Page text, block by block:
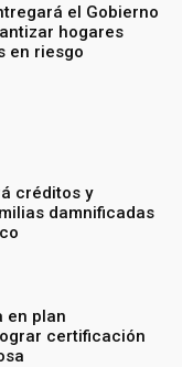
el Gobierno
hogares
en riesgo
créditos y
damnificadas
en plan
certificación